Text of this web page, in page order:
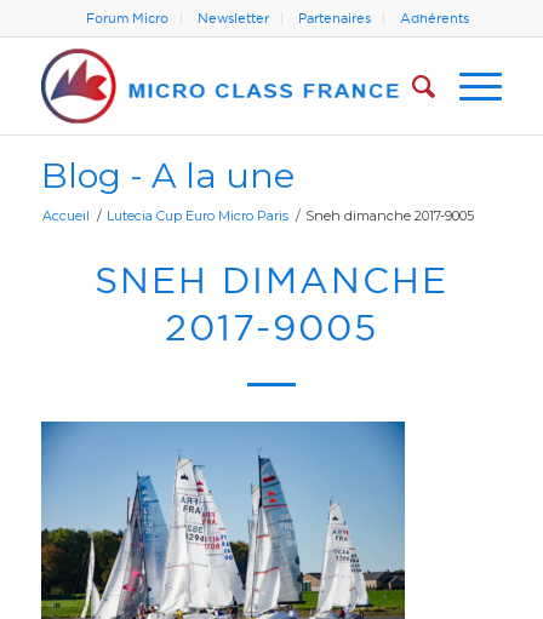
Forum Micro Newsletter Partenaires Adhérents
Blog - A la une
Accueil / Lutecia Cup Euro Micro Paris / Sneh dimanche 2017-9005
SNEH DIMANCHE
2017-9005